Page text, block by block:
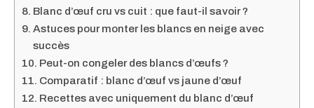
Blanc d’œuf cru vs cuit : que faut-il savoir ?
Astuces pour monter les blancs en neige avec
succès
Peut-on congeler des blancs d’œufs ?
Comparatif : blanc d’œuf vs jaune d’œuf
Recettes avec uniquement du blanc d’œuf